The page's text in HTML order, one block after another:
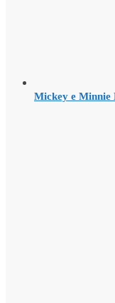
Mickey e Minnie